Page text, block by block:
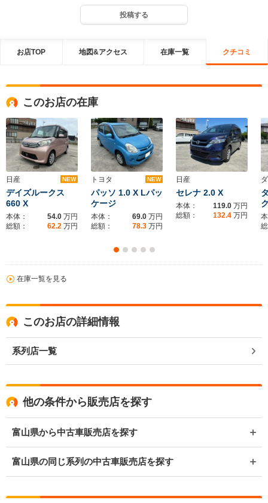
投稿する
お店TOP 地図&アクセス 在庫一覧 クチコミ
このお店の在庫
日産 NEW
デイズルークス
660 X
本体： 54.0 万円
総額：
62.2 万円
トヨタ NEW
パッソ 1.0 X Lパッ
ケージ
本体： 69.0 万円
総額：
78.3 万円
日産
セレナ 2.0 X
本体： 119.0 万円
総額：
132.4 万円
在庫一覧を見る
このお店の詳細情報
系列店一覧
他の条件から販売店を探す
富山県から中古車販売店を探す
富山県の同じ系列の中古車販売店を探す